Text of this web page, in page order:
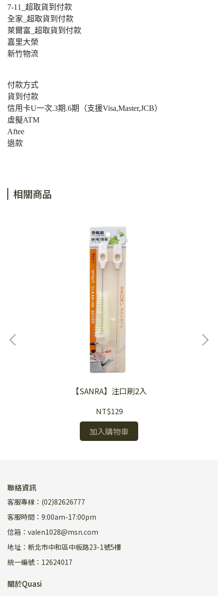
7-11_超取貨到付款
全家_超取貨到付款
萊爾富_超取貨到付款
嘉里大榮
新竹物流
付款方式
貨到付款
信用卡U一次.3期.6期（支援Visa,Master,JCB）
虛擬ATM
Aftee
退款
相關商品
【SANRA】注口刷2入
NT$129
加入購物車
聯絡資訊
客服專線：(02)82626777
客服時間：9:00am-17:00pm
信箱：valen1028@msn.com
地址：新北市中和區中板路23-1號5樓
統一編號：12624017
關於Quasi